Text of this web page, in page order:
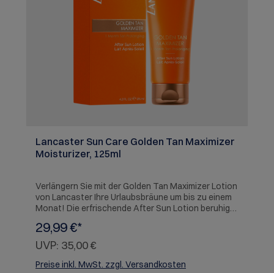
Lancaster Sun Care Golden Tan Maximizer
Moisturizer, 125ml
Verlängern Sie mit der Golden Tan Maximizer Lotion
von Lancaster Ihre Urlaubsbräune um bis zu einem
Monat! Die erfrischende After Sun Lotion beruhigt
sofort und spendet ihr intensiv Feuchtigkeit, so
wird sie geschmeidig, kann sich schneller erholen
und schält sich weniger. Der Tan-Activator-
Komplex mit natürlichem Buriti-öl intensiviert die
29,99 €*
UVP: 35,00 €
Preise inkl. MwSt. zzgl. Versandkosten